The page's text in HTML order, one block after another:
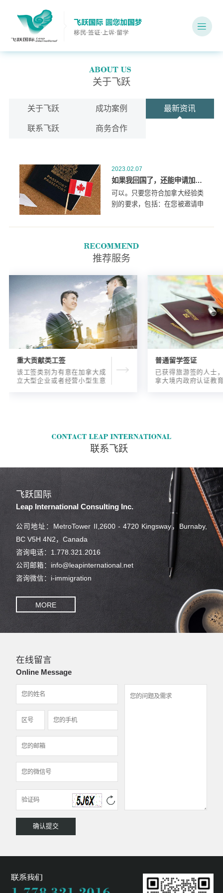
关于飞跃
关于飞跃 成功案例 最新资讯
联系飞跃 商务合作
2023.02.07
如果我回国了，还能申请加拿大经验类移民吗？
可以。只要您符合加拿大经验类
别的要求，包括：在您被邀请申
NOC 0、A或B职业中获得至少
职)工作经验，您就有资格申请
加拿大经验类别移民。
推荐服务
重大贡献类工签
该工签类别为有意在加拿大成
立大型企业或者经营小型生意
普通留学签证
已获得旅游签的人士
拿大境内政府认证教
联系飞跃
飞跃国际
Leap International Consulting Inc.
公司地址：MetroTower II,2600 - 4720 Kingsway，Burnaby,
BC V5H 4N2，Canada
咨询电话：1.778.321.2016
公司邮箱：info@leapinternational.net
咨询微信：i-immigration
MORE
在线留言
Online Message